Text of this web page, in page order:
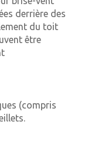
derrière des
du toit
être
(compris